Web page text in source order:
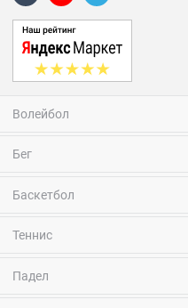
Волейбол
Бег
Баскетбол
Теннис
Падел